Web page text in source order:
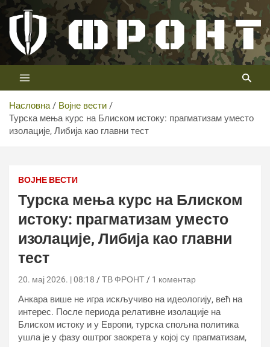
Скип
цонтент
Телевизија ФРОНТ
Први војни канал у Србији
Насловна
Војне вести
Турска мења курс на Блиском истоку: прагматизам уместо
изолације, Либија као главни тест
ВОЈНЕ ВЕСТИ
Турска мења курс на Блиском
истоку: прагматизам уместо
изолације, Либија као главни
тест
20. мај 2026. | 08:18 ТВ ФРОНТ 1 коментар
Анкара више не игра искључиво на идеологију, већ на
интерес. После периода релативне изолације на
Блиском истоку и у Европи, турска спољна политика
ушла је у фазу оштрог заокрета у којој су прагматизам,